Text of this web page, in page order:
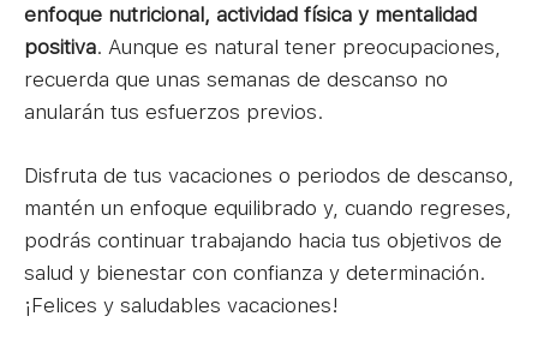
enfoque nutricional, actividad física y mentalidad
positiva. Aunque es natural tener preocupaciones,
recuerda que unas semanas de descanso no
anularán tus esfuerzos previos.
Disfruta de tus vacaciones o periodos de descanso,
mantén un enfoque equilibrado y, cuando regreses,
podrás continuar trabajando hacia tus objetivos de
salud y bienestar con confianza y determinación.
¡Felices y saludables vacaciones!